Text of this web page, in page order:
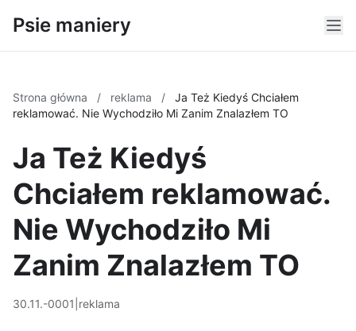
Psie maniery
Strona główna / reklama /
Ja Też Kiedyś Chciałem
reklamować. Nie Wychodziło Mi Zanim Znalazłem TO
Ja Też Kiedyś
Chciałem reklamować.
Nie Wychodziło Mi
Zanim Znalazłem TO
30.11.-0001 reklama